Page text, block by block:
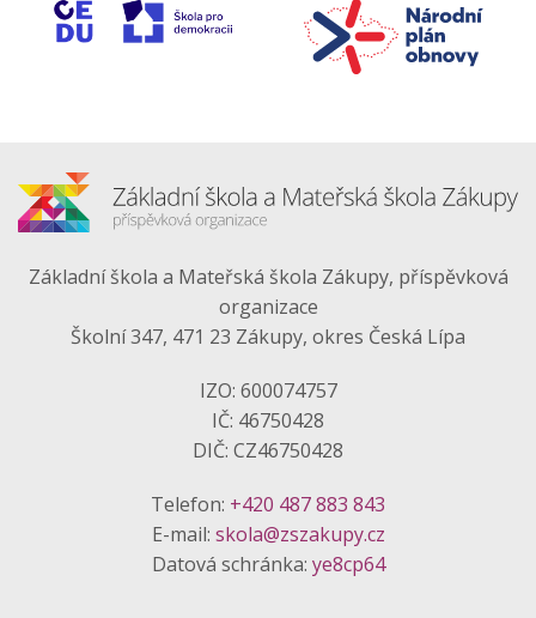
Základní škola a Mateřská škola Zákupy, příspěvková
organizace
Školní 347, 471 23 Zákupy, okres Česká Lípa
IZO: 600074757
IČ: 46750428
DIČ: CZ46750428
Telefon: +420 487 883 843
E-mail: skola@zszakupy.cz
Datová schránka: ye8cp64